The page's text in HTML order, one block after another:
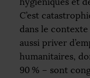
C’est
dans le contexte
aussi priver
humanitaires,
90 % – sont